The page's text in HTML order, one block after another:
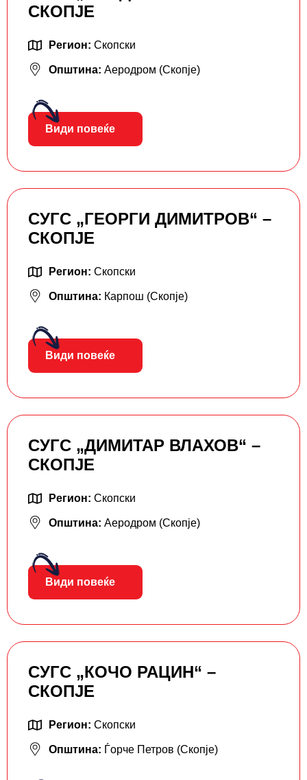
СКОПЈЕ
Регион: Скопски
Општина: Аеродром (Скопје)
Види повеќе
СУГС „ГЕОРГИ ДИМИТРОВ“ –
СКОПЈЕ
Регион: Скопски
Општина: Карпош (Скопје)
Види повеќе
СУГС „ДИМИТАР ВЛАХОВ“ –
СКОПЈЕ
Регион: Скопски
Општина: Аеродром (Скопје)
Види повеќе
СУГС „КОЧО РАЦИН“ –
СКОПЈЕ
Регион: Скопски
Општина: Ѓорче Петров (Скопје)